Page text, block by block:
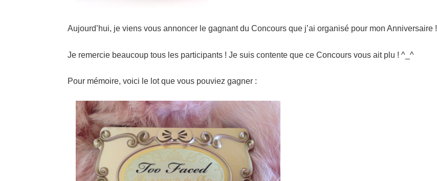
Aujourd’hui, je viens vous annoncer le gagnant du Concours que j’ai organisé pour mon Anniversaire !
Je remercie beaucoup tous les participants ! Je suis contente que ce Concours vous ait plu ! ^_^
Pour mémoire, voici le lot que vous pouviez gagner :